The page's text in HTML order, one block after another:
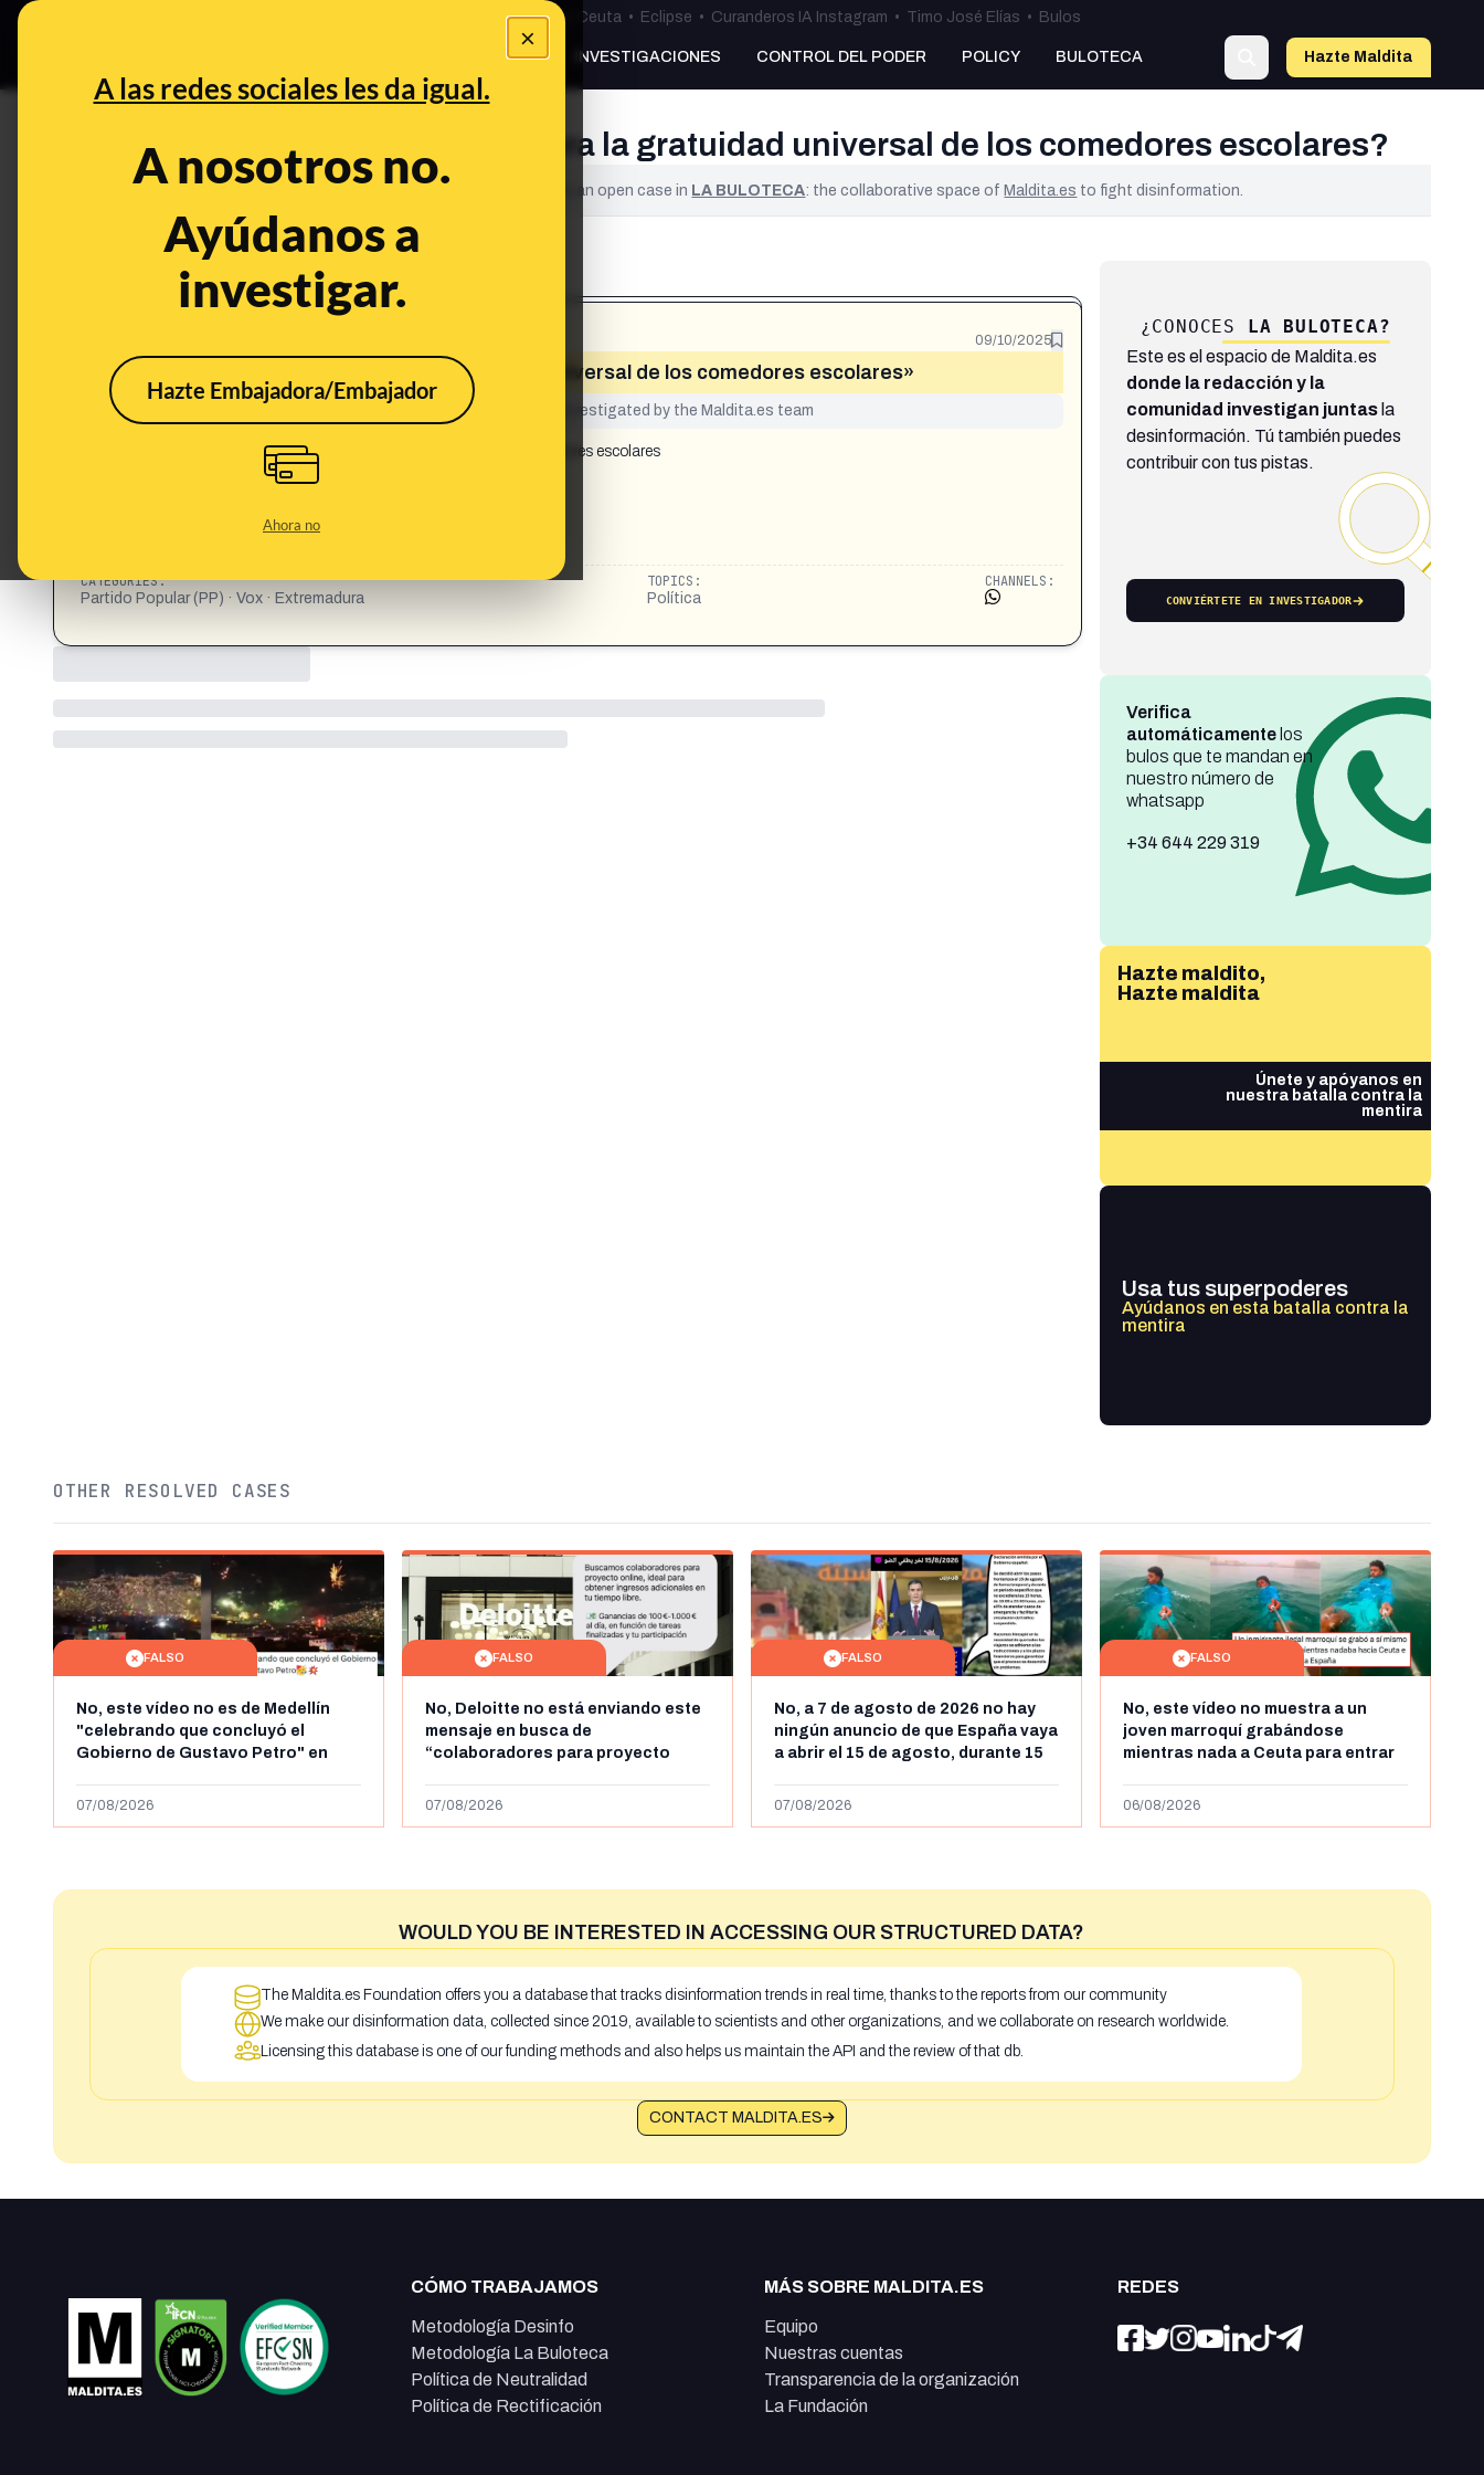
×
A las redes sociales les da igual.
A nosotros no.
Ayúdanos a
investigar.
Hazte Embajadora/Embajador
Ahora no
Especial Ceuta•Bulos Ceuta • Eclipse • Curanderos IA Instagram • Timo José Elías • Bulos
PREBUNKING INVESTIGACIONES CONTROL DEL PODER POLICY BULOTECA Hazte Maldita
¿PP y Vox eliminan en Extremadura la gratuidad universal de los comedores escolares?
This content has NOT yet been verified. It is an open case in LA BULOTECA: the collaborative space ofMaldita.es to fight disinformation.
09/10/2025
«PP y Vox eliminan en Extremadura la gratuidad universal de los comedores escolares»
This content has not yet been investigated by the Maldita.es team
PP y Vox eliminan en Extremadura la gratuidad universal de los comedores escolares
CATEGORIES:
Partido Popular (PP) · Vox · Extremadura
TOPICS:
Política
CHANNELS:
¿CONOCES LA BULOTECA?
Este es el espacio de Maldita.es
donde la redacción y la
comunidad investigan juntasla
desinformación. Tú también puedes
contribuir con tus pistas.
CONVIÉRTETE EN INVESTIGADOR
Verifica
automáticamentelos
bulos que te mandan en
nuestro número de
whatsapp
+34 644 229 319
Hazte maldito,
Hazte maldita
Únete y apóyanos en
nuestra batalla contra la
mentira
Usa tus superpoderes
Ayúdanos en esta batalla contra la
mentira
OTHER RESOLVED CASES
FALSO
No, este vídeo no es de Medellín
"celebrando que concluyó el
Gobierno de Gustavo Petro" en
de 2024
07/08/2026
FALSO
No, Deloitte no está enviando este
mensaje en busca de
“colaboradores para proyecto
1.000 euros al día: es un timo
07/08/2026
FALSO
No, a 7 de agosto de 2026 no hay
ningún anuncio de que España vaya
a abrir el 15 de agosto, durante 15
y Ceuta
07/08/2026
FALSO
No, este vídeo no muestra a un
joven marroquí grabándose
mientras nada a Ceuta para entrar
más de 450km de Ceuta y el autor lo
06/08/2026
WOULD YOU BE INTERESTED IN ACCESSING OUR STRUCTURED DATA?
The Maldita.es Foundation offers you a database that tracks disinformation trends in real time, thanks to the reports from our community
We make our disinformation data, collected since 2019, available to scientists and other organizations, and we collaborate on research worldwide.
Licensing this database is one of our funding methods and also helps us maintain the API and the review of that db.
CONTACT MALDITA.ES
CÓMO TRABAJAMOS
Metodología Desinfo
Metodología La Buloteca
Política de Neutralidad
Política de Rectificación
MÁS SOBRE MALDITA.ES
Equipo
Nuestras cuentas
Transparencia de la organización
La Fundación
REDES